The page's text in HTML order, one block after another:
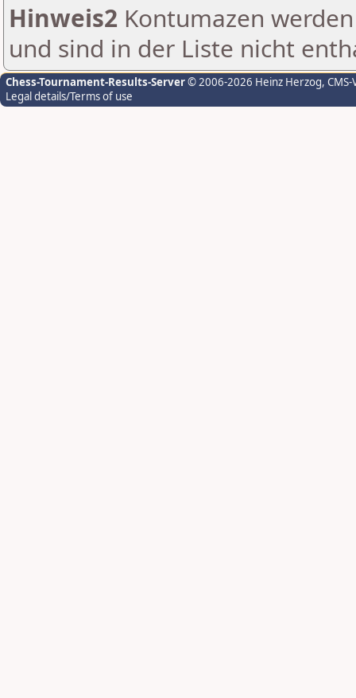
Hinweis2 Kontumazen
und sind in der Liste nicht
Chess-Tournament-Results-Server© 2006-2026 Heinz Herzog,
Legal details/Terms of use